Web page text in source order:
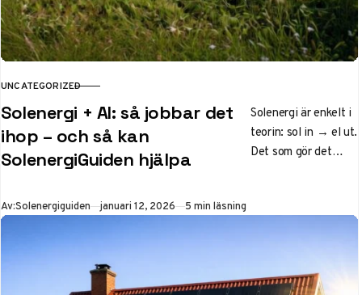
KATEGORI
UNCATEGORIZED
Solenergi + AI: så jobbar det
ihop – och så kan
SolenergiGuiden hjälpa
Solenergi är enkelt i
teorin: sol in → el ut.
Det som gör det
Av:Solenergiguiden Publicerad
januari 12, 2026 5 min läsning